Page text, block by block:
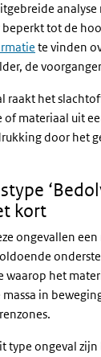
tot de
te vinden
de
raakt het
of materiaal uit
door het
kort
ongevallen
waarop het
in
type ongeval